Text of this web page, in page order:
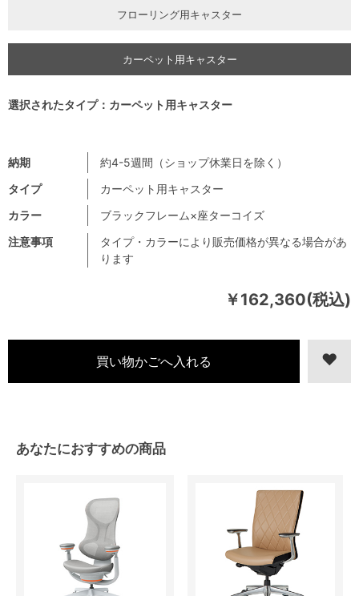
￥162,360(税込)
注意事項
タイプ・カラーにより販売価格が異なる場合があ
ります
納期
約4-5週間（ショップ休業日を除く）
タイプ
カーペット用キャスター
カラー
ブラックフレーム×座ターコイズ
フローリング用キャスター
カーペット用キャスター
選択されたタイプ：カーペット用キャスター
あなたにおすすめの商品